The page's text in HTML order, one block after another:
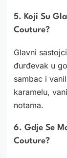
5. Koji Su
Couture?
Glavni
đurđevak u
sambac i
karamelu,
notama.
6. Gdje Se
Couture?